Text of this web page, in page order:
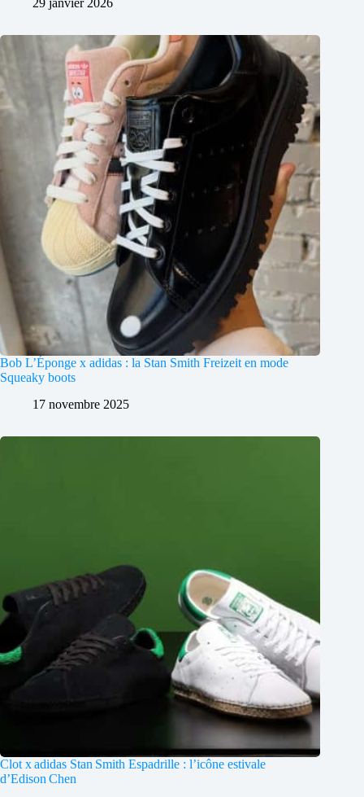
Bob L’Éponge x adidas : la Stan Smith Freizeit en mode
Squeaky boots
17 novembre 2025
Clot x adidas Stan Smith Espadrille : l’icône estivale
d’Edison Chen